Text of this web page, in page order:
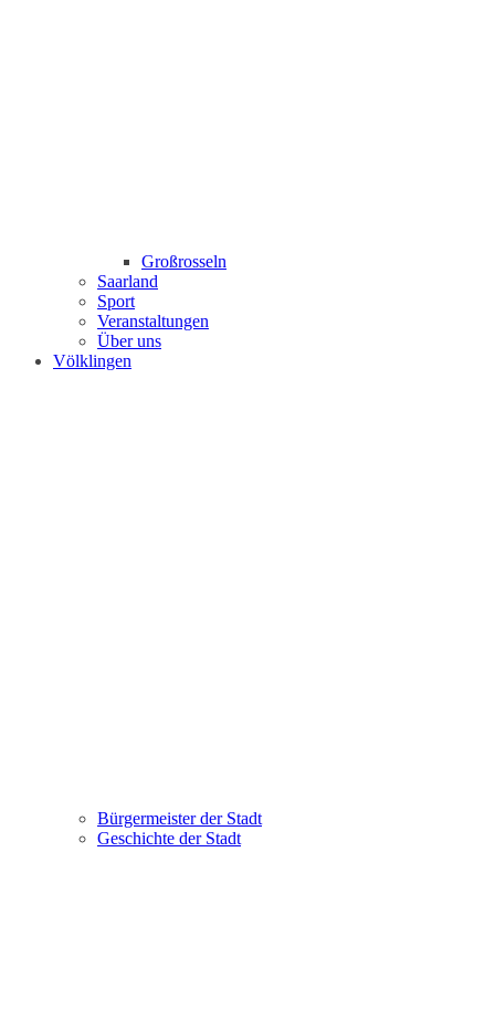
Großrosseln
Saarland
Sport
Veranstaltungen
Über uns
Völklingen
Bürgermeister der Stadt
Geschichte der Stadt